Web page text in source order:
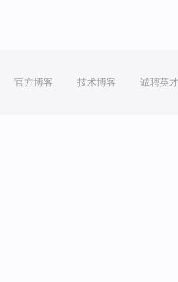
官方博客 技术博客 诚聘英才